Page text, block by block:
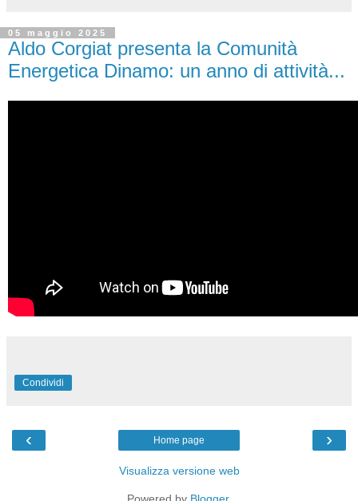
05 maggio 2025
Aldo Corgiat presenta la Comunità
Energetica Dinamo: un anno di attività...
Condividi
‹ ›
Home page
Visualizza versione web